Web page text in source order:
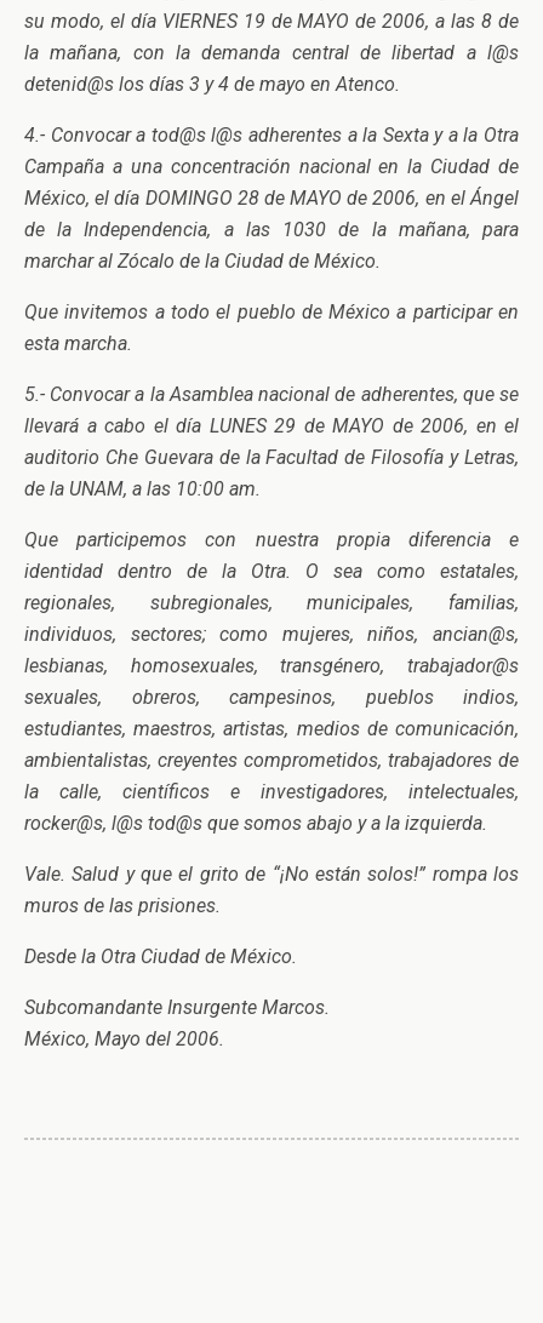
su modo, el día VIERNES 19 de MAYO de 2006, a las 8 de
la mañana, con la demanda central de libertad a l@s
detenid@s los días 3 y 4 de mayo en Atenco.
4.- Convocar a tod@s l@s adherentes a la Sexta y a la Otra
Campaña a una concentración nacional en la Ciudad de
México, el día DOMINGO 28 de MAYO de 2006, en el Ángel
de la Independencia, a las 1030 de la mañana, para
marchar al Zócalo de la Ciudad de México.
Que invitemos a todo el pueblo de México a participar en
esta marcha.
5.- Convocar a la Asamblea nacional de adherentes, que se
llevará a cabo el día LUNES 29 de MAYO de 2006, en el
auditorio Che Guevara de la Facultad de Filosofía y Letras,
de la UNAM, a las 10:00 am.
Que participemos con nuestra propia diferencia e
identidad dentro de la Otra. O sea como estatales,
regionales, subregionales, municipales, familias,
individuos, sectores; como mujeres, niños, ancian@s,
lesbianas, homosexuales, transgénero, trabajador@s
sexuales, obreros, campesinos, pueblos indios,
estudiantes, maestros, artistas, medios de comunicación,
ambientalistas, creyentes comprometidos, trabajadores de
la calle, científicos e investigadores, intelectuales,
rocker@s, l@s tod@s que somos abajo y a la izquierda.
Vale. Salud y que el grito de “¡No están solos!” rompa los
muros de las prisiones.
Desde la Otra Ciudad de México.
Subcomandante Insurgente Marcos.
México, Mayo del 2006.